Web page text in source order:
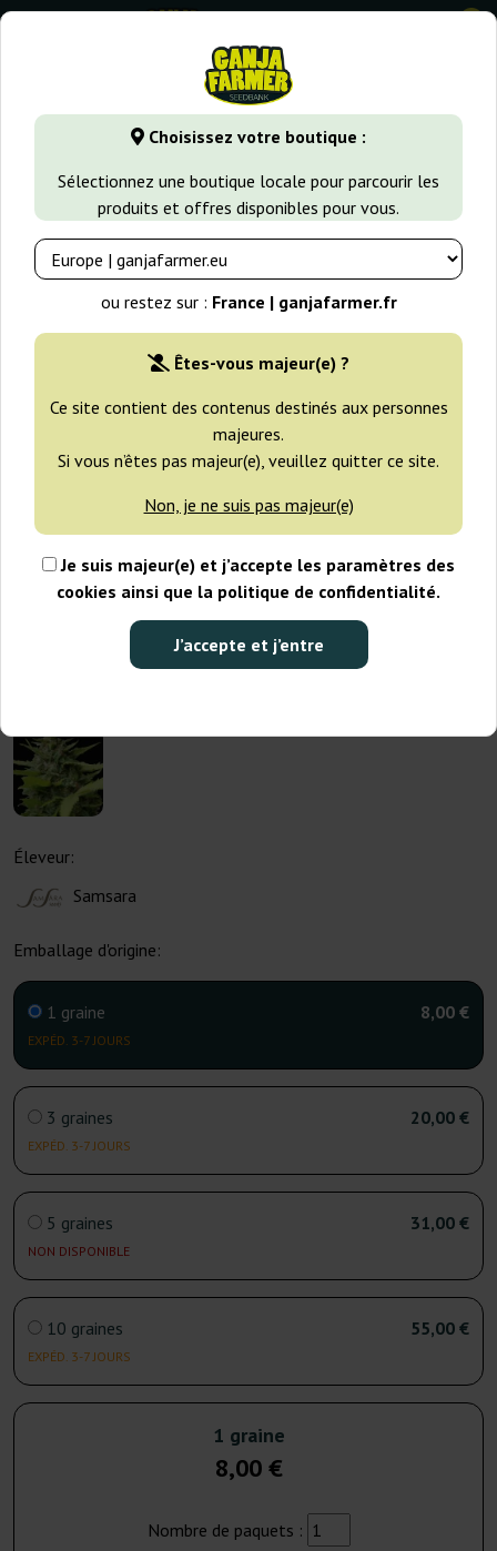
Choisissez votre boutique :
Sélectionnez une boutique locale pour parcourir les
produits et offres disponibles pour vous.
ou restez sur : France | ganjafarmer.fr
Êtes-vous majeur(e) ?
Ce site contient des contenus destinés aux personnes
majeures.
Si vous n’êtes pas majeur(e), veuillez quitter ce site.
Non, je ne suis pas majeur(e)
Je suis majeur(e) et j’accepte les paramètres des
cookies ainsi que la politique de confidentialité.
J’accepte et j’entre
0
GanjaFarmer.fr Types de Graines Graines de Cannabis
Éleveur:
Samsara
Emballage d'origine:
1 graine
EXPÉD. 3-7 JOURS
8,00 €
3 graines
EXPÉD. 3-7 JOURS
20,00 €
5 graines
NON DISPONIBLE
31,00 €
10 graines
EXPÉD. 3-7 JOURS
55,00 €
1 graine
8,00 €
Nombre de paquets :